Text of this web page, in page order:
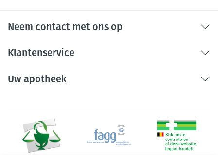
Neem contact met ons op
Klantenservice
Uw apotheek